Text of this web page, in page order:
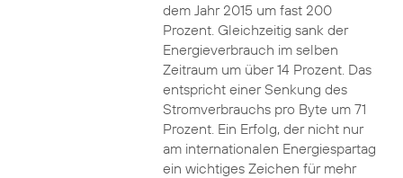
dem Jahr 2015 um fast 200
Prozent. Gleichzeitig sank der
Energieverbrauch im selben
Zeitraum um über 14 Prozent. Das
entspricht einer Senkung des
Stromverbrauchs pro Byte um 71
Prozent. Ein Erfolg, der nicht nur
am internationalen Energiespartag
ein wichtiges Zeichen für mehr